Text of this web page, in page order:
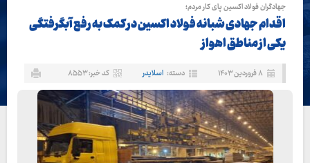
جهادگران فولاد اکسین پای کار مردم؛
اقدام جهادی شبانه فولاد اکسین در کمک به رفع آبگرفتگی
یکی از مناطق اهواز
۸ فروردین ۱۴۰۳ دسته: اسلایدر کد خبر: ۸۵۵۳